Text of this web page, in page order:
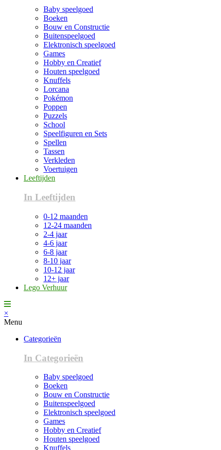
Baby speelgoed
Boeken
Bouw en Constructie
Buitenspeelgoed
Elektronisch speelgoed
Games
Hobby en Creatief
Houten speelgoed
Knuffels
Lorcana
Pokémon
Poppen
Puzzels
School
Speelfiguren en Sets
Spellen
Tassen
Verkleden
Voertuigen
Leeftijden
In Leeftijden
0-12 maanden
12-24 maanden
2-4 jaar
4-6 jaar
6-8 jaar
8-10 jaar
10-12 jaar
12+ jaar
Lego Verhuur
×
Menu
Categorieën
In Categorieën
Baby speelgoed
Boeken
Bouw en Constructie
Buitenspeelgoed
Elektronisch speelgoed
Games
Hobby en Creatief
Houten speelgoed
Knuffels